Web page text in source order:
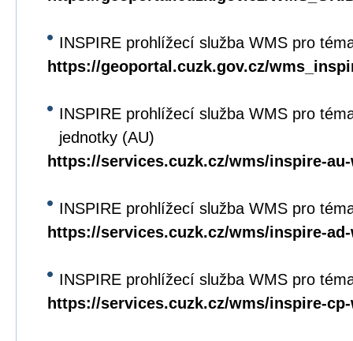
INSPIRE prohlížecí služba WMS pro
https://geoportal.cuzk.gov.cz/
INSPIRE prohlížecí služba WMS pro
jednotky (AU)
https://services.cuzk.cz/wms/inspire-
INSPIRE prohlížecí služba WMS pro
https://services.cuzk.cz/wms/inspire-
INSPIRE prohlížecí služba WMS pro
https://services.cuzk.cz/wms/inspire-